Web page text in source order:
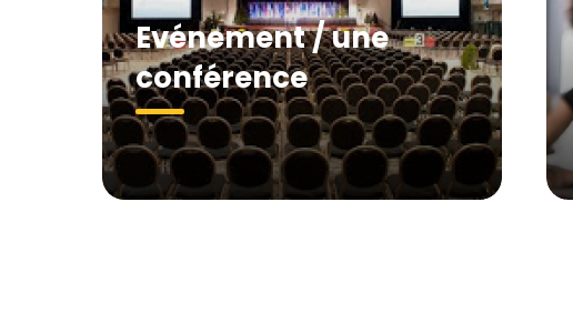
Evénement / une
conférence